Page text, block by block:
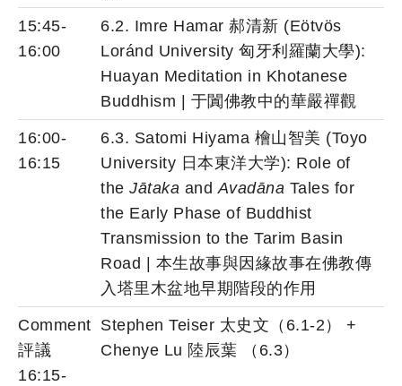
15:45-
16:00
6.2. Imre Hamar 郝清新 (Eötvös
Loránd University 匈牙利羅蘭大學):
Huayan Meditation in Khotanese
Buddhism | 于闐佛教中的華嚴禪觀
16:00-
16:15
6.3. Satomi Hiyama 檜山智美 (Toyo
University 日本東洋大学): Role of
the Jātaka andAvadāna Tales for
the Early Phase of Buddhist
Transmission to the Tarim Basin
Road | 本生故事與因緣故事在佛教傳
入塔里木盆地早期階段的作用
Comment
評議
16:15-
Stephen Teiser 太史文（6.1-2） +
Chenye Lu 陸辰葉 （6.3）